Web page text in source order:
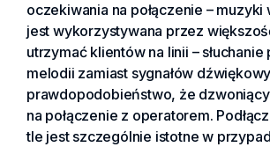
oczekiwania na połączenie – muzyki
jest wykorzystywana przez
utrzymać klientów na linii –
melodii zamiast sygnałów
prawdopodobieństwo, że
na połączenie z operatorem.
tle jest szczególnie istotne w